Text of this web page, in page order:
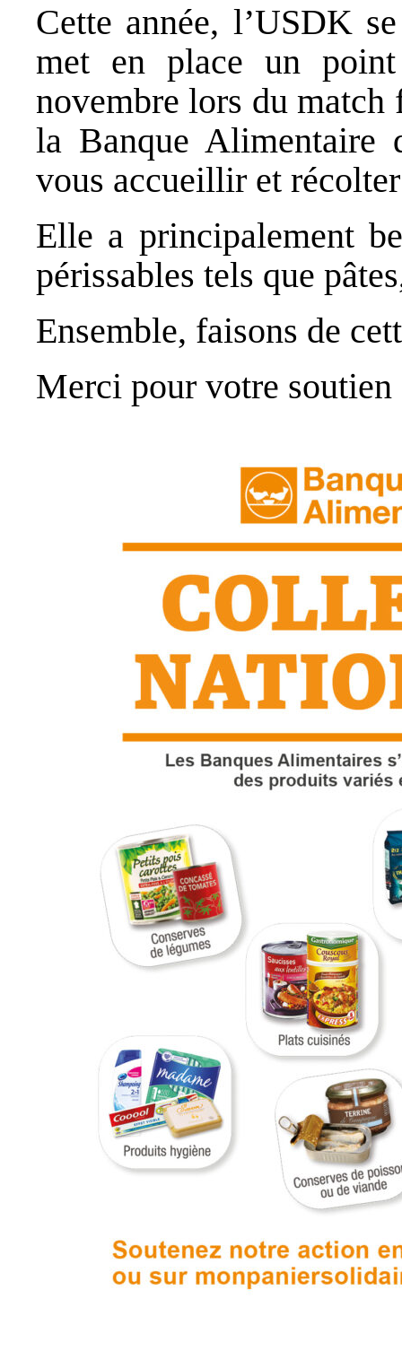
Cette année, l’USDK
met en place un
novembre lors du match
la Banque Alimentaire
vous accueillir et
Elle a principalement
périssables tels que
Ensemble, faisons de
Merci pour votre soutien